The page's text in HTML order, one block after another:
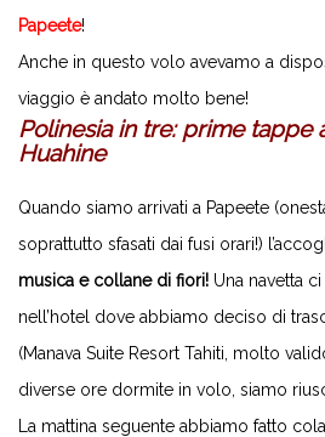
Papeete!
Anche in questo volo avevamo a
viaggio è andato molto bene!
Polinesia in tre: prime tappe
Huahine
Quando siamo arrivati a Papeete
soprattutto sfasati dai fusi orari!)
musica e collane di fiori! Una navetta
nell’hotel dove abbiamo deciso di
(Manava Suite Resort Tahiti, molto
diverse ore dormite in volo, siamo
La mattina seguente abbiamo fatto